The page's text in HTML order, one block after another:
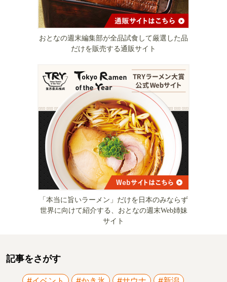
おとなの週末編集部が全品試食して厳選した品
だけを販売する通販サイト
「本当に旨いラーメン」だけを日本のみならず
世界に向けて紹介する、おとなの週末Web姉妹
サイト
記事をさがす